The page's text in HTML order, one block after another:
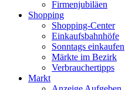
Firmenjubiläen
Shopping
Shopping-Center
Einkaufsbahnhöfe
Sonntags einkaufen
Märkte im Bezirk
Verbrauchertipps
Markt